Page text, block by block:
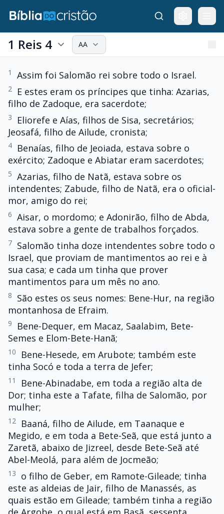
1 Reis 4 AA
1 Assim foi Salomão rei sobre todo o Israel.
2
E estes eram os príncipes que tinha: Azarias,
filho de Zadoque, era sacerdote;
3
Eliorefe e Aías, filhos de Sisa, secretários;
Jeosafá, filho de Ailude, cronista;
4
Benaías, filho de Jeoiada, estava sobre o
exército; Zadoque e Abiatar eram sacerdotes;
5 Azarias, filho de Natã, estava sobre os
intendentes; Zabude, filho de Natã, era o oficial-
mor, amigo do rei;
6 Aisar, o mordomo; e Adonirão, filho de Abda,
estava sobre a gente de trabalhos forçados.
7 Salomão tinha doze intendentes sobre todo o
Israel, que proviam de mantimentos ao rei e à
sua casa; e cada um tinha que prover
mantimentos para um mês no ano.
8
São estes os seus nomes: Bene-Hur, na região
montanhosa de Efraim.
9
Bene-Dequer, em Macaz, Saalabim, Bete-
Semes e Elom-Bete-Hanã;
10
Bene-Hesede, em Arubote; também este
tinha Socó e toda a terra de Jefer;
11
Bene-Abinadabe, em toda a região alta de
Dor; tinha este a Tafate, filha de Salomão, por
mulher;
12
Baaná, filho de Ailude, em Taanaque e
Megido, e em toda a Bete-Seã, que está junto a
Zaretã, abaixo de Jizreel, desde Bete-Seã até
Abel-Meolá, para além de Jocmeão;
13
o filho de Geber, em Ramote-Gileade; tinha
este as aldeias de Jair, filho de Manassés, as
quais estão em Gileade; também tinha a região